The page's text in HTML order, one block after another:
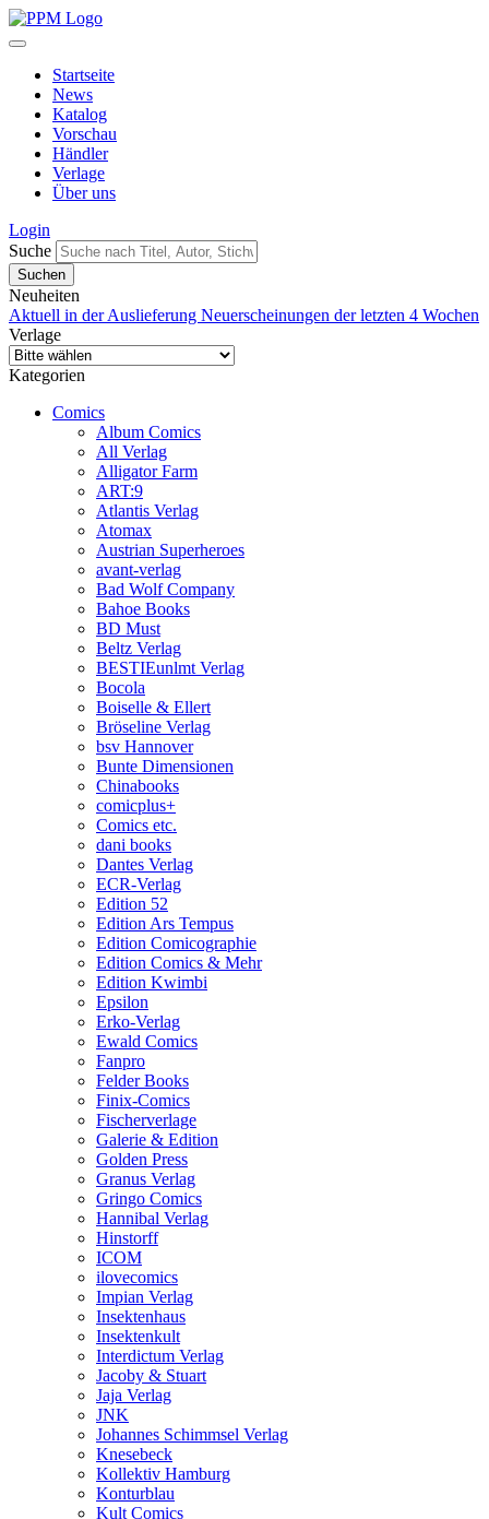
Startseite
News
Katalog
Vorschau
Händler
Verlage
Über uns
Login
Suche
Neuheiten
Aktuell in der Auslieferung Neuerscheinungen der letzten 4 Wochen
Verlage
Kategorien
Comics
Album Comics
All Verlag
Alligator Farm
ART:9
Atlantis Verlag
Atomax
Austrian Superheroes
avant-verlag
Bad Wolf Company
Bahoe Books
BD Must
Beltz Verlag
BESTIEunlmt Verlag
Bocola
Boiselle & Ellert
Bröseline Verlag
bsv Hannover
Bunte Dimensionen
Chinabooks
comicplus+
Comics etc.
dani books
Dantes Verlag
ECR-Verlag
Edition 52
Edition Ars Tempus
Edition Comicographie
Edition Comics & Mehr
Edition Kwimbi
Epsilon
Erko-Verlag
Ewald Comics
Fanpro
Felder Books
Finix-Comics
Fischerverlage
Galerie & Edition
Golden Press
Granus Verlag
Gringo Comics
Hannibal Verlag
Hinstorff
ICOM
ilovecomics
Impian Verlag
Insektenhaus
Insektenkult
Interdictum Verlag
Jacoby & Stuart
Jaja Verlag
JNK
Johannes Schimmsel Verlag
Knesebeck
Kollektiv Hamburg
Konturblau
Kult Comics